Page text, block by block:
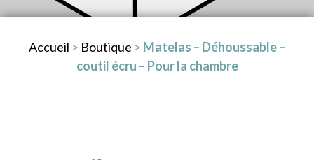
Accueil > Boutique > Matelas – Déhoussable –
coutil écru – Pour la chambre